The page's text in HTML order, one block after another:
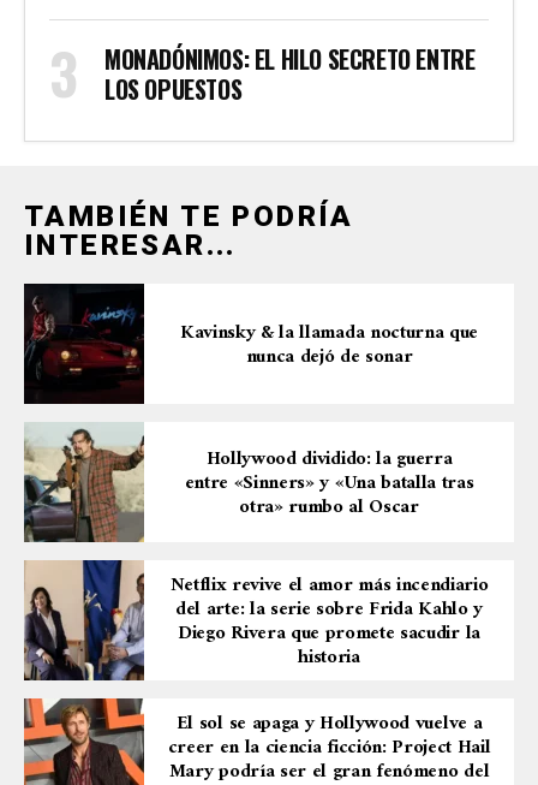
MONADÓNIMOS: EL HILO SECRETO ENTRE
LOS OPUESTOS
TAMBIÉN TE PODRÍA
INTERESAR...
Kavinsky & la llamada nocturna que
nunca dejó de sonar
Hollywood dividido: la guerra
entre «Sinners» y «Una batalla tras
otra» rumbo al Oscar
Netflix revive el amor más incendiario
del arte: la serie sobre Frida Kahlo y
Diego Rivera que promete sacudir la
historia
El sol se apaga y Hollywood vuelve a
creer en la ciencia ficción: Project Hail
Mary podría ser el gran fenómeno del